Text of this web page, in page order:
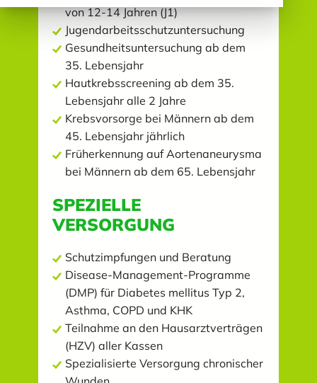
von 12-14 Jahren (J1)
Jugendarbeitsschutzuntersuchung
Gesundheitsuntersuchung ab dem
35. Lebensjahr
Hautkrebsscreening ab dem 35.
Lebensjahr alle 2 Jahre
Krebsvorsorge bei Männern ab dem
45. Lebensjahr jährlich
Früherkennung auf Aortenaneurysma
bei Männern ab dem 65. Lebensjahr
SPEZIELLE
VERSORGUNG
Schutzimpfungen und Beratung
Disease-Management-Programme
(DMP) für Diabetes mellitus Typ 2,
Asthma, COPD und KHK
Teilnahme an den Hausarztverträgen
(HZV) aller Kassen
Spezialisierte Versorgung chronischer